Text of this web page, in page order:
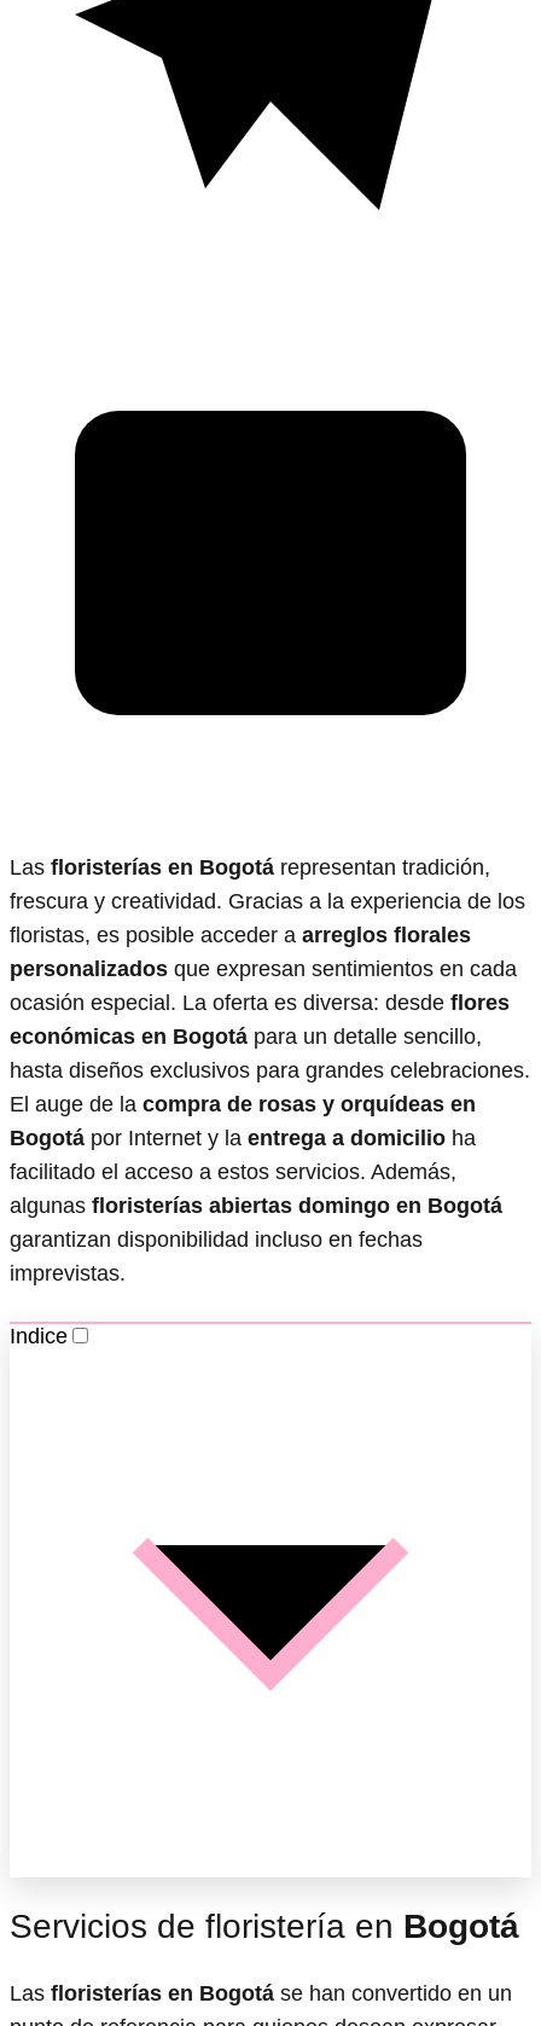
Las floristerías en Bogotá representan tradición,
frescura y creatividad. Gracias a la experiencia de los
floristas, es posible acceder a arreglos florales
personalizados que expresan sentimientos en cada
ocasión especial. La oferta es diversa: desde flores
económicas en Bogotá para un detalle sencillo,
hasta diseños exclusivos para grandes celebraciones.
El auge de la compra de rosas y orquídeas en
Bogotá por Internet y la entrega a domicilio ha
facilitado el acceso a estos servicios. Además,
algunas floristerías abiertas domingo en Bogotá
garantizan disponibilidad incluso en fechas
imprevistas.
Indice
Servicios de floristería en Bogotá
Las floristerías en Bogotá se han convertido en un